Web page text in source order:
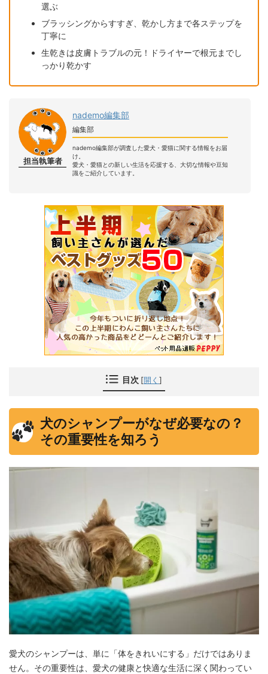
選ぶ
ブラッシングからすすぎ、乾かし方まで各ステップを
丁寧に
生乾きは皮膚トラブルの元！ドライヤーで根元までし
っかり乾かす
担当執筆者
nademo編集部
編集部
nademo編集部が調査した愛犬・愛猫に関する情報をお届
け。
愛犬・愛猫との新しい生活を応援する、大切な情報や豆知
識をご紹介しています。
目次 [開く ]
犬のシャンプーがなぜ必要なの？
その重要性を知ろう
愛犬のシャンプーは、単に「体をきれいにする」だけではありま
せん。その重要性は、愛犬の健康と快適な生活に深く関わってい